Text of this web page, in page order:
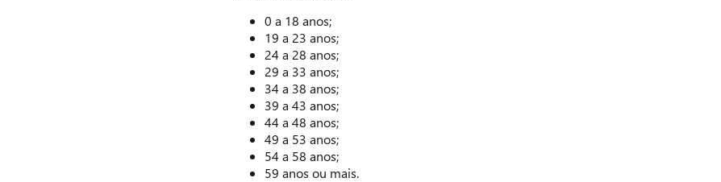
0 a 18 anos;
19 a 23 anos;
24 a 28 anos;
29 a 33 anos;
34 a 38 anos;
39 a 43 anos;
44 a 48 anos;
49 a 53 anos;
54 a 58 anos;
59 anos ou mais.